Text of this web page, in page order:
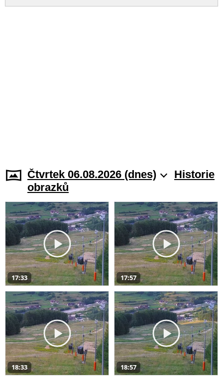
Čtvrtek 06.08.2026 (dnes)
Historie
obrazků
17:33 17:57
18:33 18:57